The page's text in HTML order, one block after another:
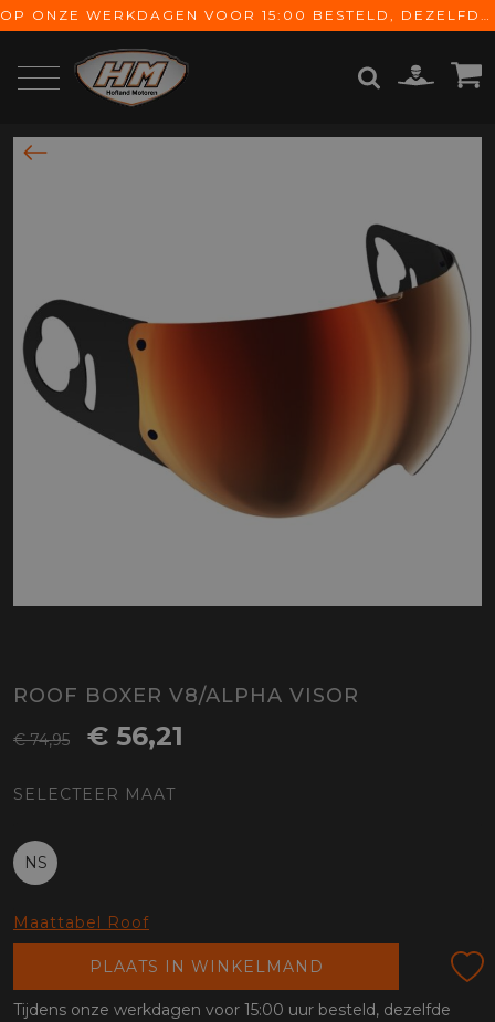
OP ONZE WERKDAGEN VOOR 15:00 BESTELD, DEZELFDE DAG VERZONDEN! GRATIS VERZENDING VANAF € 65,-
ROOF BOXER V8/ALPHA VISOR
€ 74,95 € 56,21
SELECTEER MAAT
NS
Maattabel Roof
PLAATS IN WINKELMAND
Tijdens onze werkdagen voor 15:00 uur besteld, dezelfde